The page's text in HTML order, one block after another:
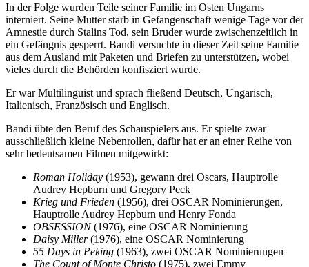
In der Folge wurden Teile seiner Familie im Osten Ungarns
interniert. Seine Mutter starb in Gefangenschaft wenige Tage vor der
Amnestie durch Stalins Tod, sein Bruder wurde zwischenzeitlich in
ein Gefängnis gesperrt. Bandi versuchte in dieser Zeit seine Familie
aus dem Ausland mit Paketen und Briefen zu unterstützen, wobei
vieles durch die Behörden konfisziert wurde.
Er war Multilinguist und sprach fließend Deutsch, Ungarisch,
Italienisch, Französisch und Englisch.
Bandi übte den Beruf des Schauspielers aus. Er spielte zwar
ausschließlich kleine Nebenrollen, dafür hat er an einer Reihe von
sehr bedeutsamen Filmen mitgewirkt:
Roman Holiday (1953), gewann drei Oscars, Hauptrolle
Audrey Hepburn und Gregory Peck
Krieg und Frieden (1956), drei OSCAR Nominierungen,
Hauptrolle Audrey Hepburn und Henry Fonda
OBSESSION(1976), eine OSCAR Nominierung
Daisy Miller(1976), eine OSCAR Nominierung
55 Days in Peking (1963), zwei OSCAR Nominierungen
The Count of Monte Christo (1975), zwei Emmy